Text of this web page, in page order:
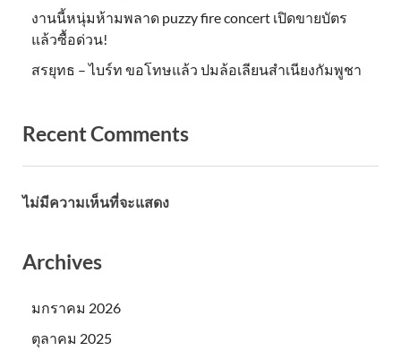
งานนี้หนุ่มห้ามพลาด puzzy fire concert เปิดขายบัตร
แล้วซื้อด่วน!
สรยุทธ – ไบร์ท ขอโทษแล้ว ปมล้อเลียนสำเนียงกัมพูชา
Recent Comments
ไม่มีความเห็นที่จะแสดง
Archives
มกราคม 2026
ตุลาคม 2025